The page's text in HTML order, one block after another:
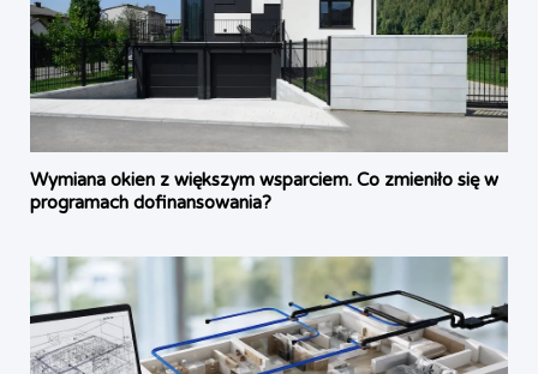
Wymiana okien z większym wsparciem. Co zmieniło się w
programach dofinansowania?